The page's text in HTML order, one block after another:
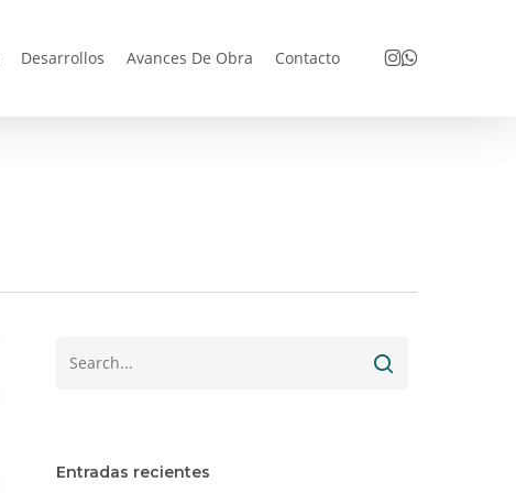
Desarrollos Avances De Obra Contacto Instagram
Whatsapp
Entradas recientes